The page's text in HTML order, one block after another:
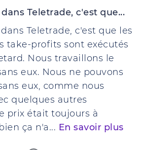
Teletrade, c'est que...
Teletrade, c'est que les
take-profits sont exécutés
Nous travaillons le
eux. Nous ne pouvons
eux, comme nous
quelques autres
prix était toujours à
ça n'a... En savoir plus